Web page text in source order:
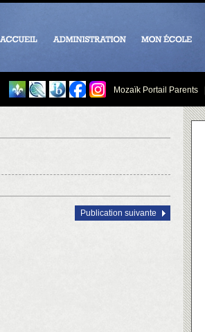
Mozaïk Portail Parents
Publication suivante